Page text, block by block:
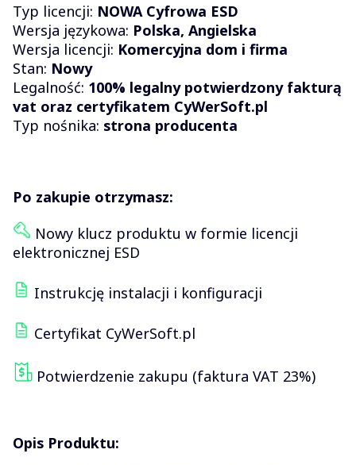
Typ licencji: NOWA Cyfrowa ESD
Wersja językowa: Polska, Angielska
Wersja licencji: Komercyjna dom i firma
Stan: Nowy
Legalność: 100% legalny potwierdzony fakturą
vat oraz certyfikatem CyWerSoft.pl
Typ nośnika: strona producenta
Po zakupie otrzymasz:
Nowy klucz produktu w formie licencji
elektronicznej ESD
Instrukcję instalacji i konfiguracji
Certyfikat CyWerSoft.pl
Potwierdzenie zakupu (faktura VAT 23%)
Opis Produktu: